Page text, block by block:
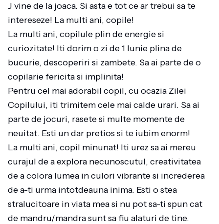
J vine de la joaca. Si asta e tot ce ar trebui sa te
intereseze! La multi ani, copile!
La multi ani, copilule plin de energie si
curiozitate! Iti dorim o zi de 1 Iunie plina de
bucurie, descoperiri si zambete. Sa ai parte de o
copilarie fericita si implinita!
Pentru cel mai adorabil copil, cu ocazia Zilei
Copilului, iti trimitem cele mai calde urari. Sa ai
parte de jocuri, rasete si multe momente de
neuitat. Esti un dar pretios si te iubim enorm!
La multi ani, copil minunat! Iti urez sa ai mereu
curajul de a explora necunoscutul, creativitatea
de a colora lumea in culori vibrante si increderea
de a-ti urma intotdeauna inima. Esti o stea
stralucitoare in viata mea si nu pot sa-ti spun cat
de mandru/mandra sunt sa fiu alaturi de tine.